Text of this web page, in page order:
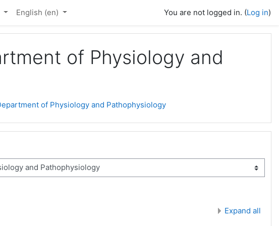
English ‎(en)‎ You are not logged in. (Log in)
of Physiology and
Department of Physiology and Pathophysiology
Expand all